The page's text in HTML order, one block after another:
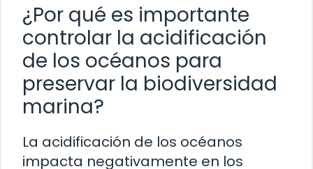
¿Por qué es importante
controlar la acidificación
de los océanos para
preservar la biodiversidad
marina?
La acidificación de los océanos
impacta negativamente en los